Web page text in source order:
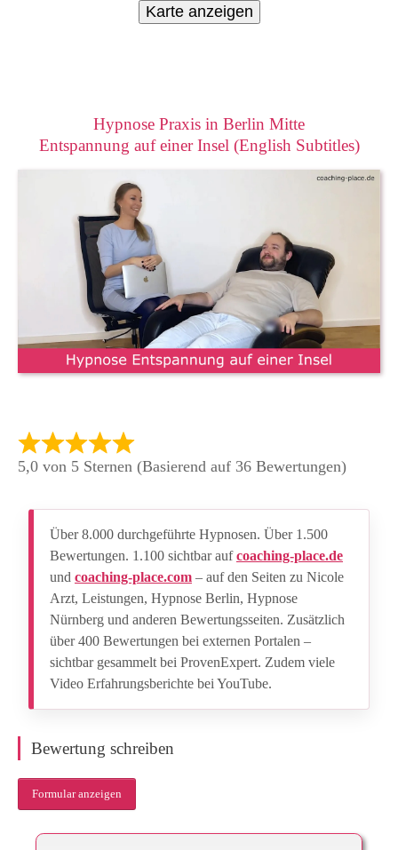
Karte anzeigen
Hypnose Praxis in Berlin Mitte
Entspannung auf einer Insel (English Subtitles)
5,0 von 5 Sternen (Basierend auf 36 Bewertungen)
Über 8.000 durchgeführte Hypnosen. Über 1.500
Bewertungen. 1.100 sichtbar aufcoaching-place.de
und coaching-place.com – auf den Seiten zu Nicole
Arzt, Leistungen, Hypnose Berlin, Hypnose
Nürnberg und anderen Bewertungsseiten. Zusätzlich
über 400 Bewertungen bei externen Portalen –
sichtbar gesammelt bei ProvenExpert. Zudem viele
Video Erfahrungsberichte bei YouTube.
Bewertung schreiben
Formular anzeigen